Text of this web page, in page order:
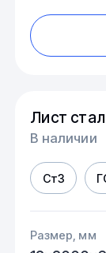
Лист
В наличии
Ст3
Размер, мм